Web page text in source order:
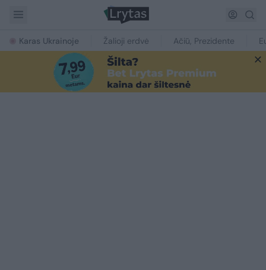
Karas Ukrainoje Žalioji erdvė Ačiū, Prezidente